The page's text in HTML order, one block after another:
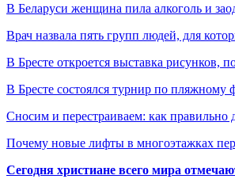
В Беларуси женщина пила алкоголь и
Врач назвала пять групп людей, для
В Бресте откроется выставка рисунков,
В Бресте состоялся турнир по пляжному
Сносим и перестраиваем: как правильно
Почему новые лифты в многоэтажках
Сегодня христиане всего мира